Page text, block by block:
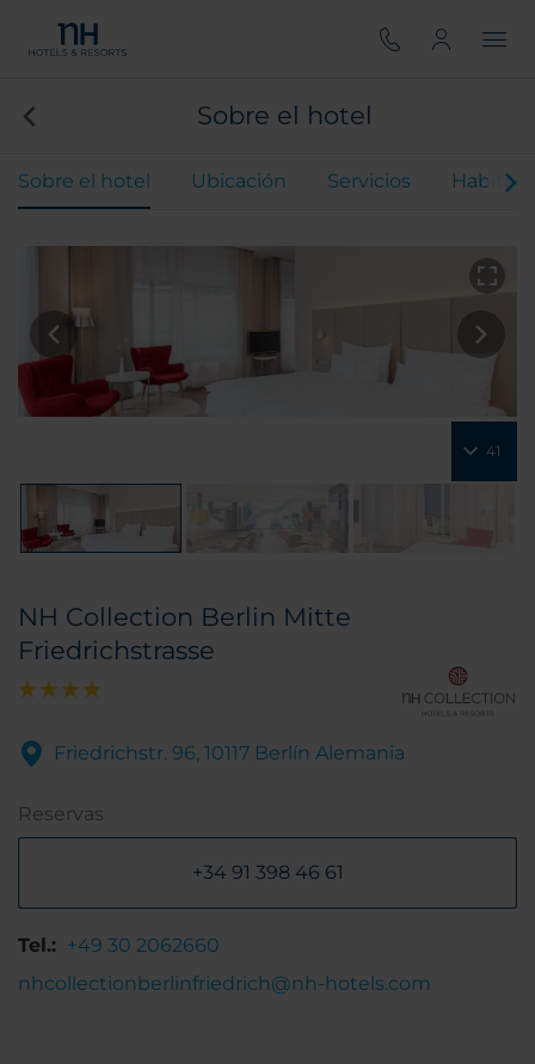
Sobre el hotel
Sobre el hotel Ubicación Servicios
41
NH Collection Berlin Mitte
Friedrichstrasse
Friedrichstr. 96, 10117 Berlín Alemania
Reservas
+34 91 398 46 61
Tel.: +49 30 2062660
nhcollectionberlinfriedrich@nh-hotels.com